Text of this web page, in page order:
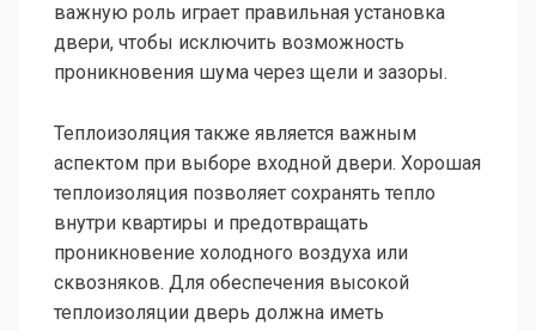
важную роль играет правильная установка
двери, чтобы исключить возможность
проникновения шума через щели и зазоры.
Теплоизоляция также является важным
аспектом при выборе входной двери. Хорошая
теплоизоляция позволяет сохранять тепло
внутри квартиры и предотвращать
проникновение холодного воздуха или
сквозняков. Для обеспечения высокой
теплоизоляции дверь должна иметь